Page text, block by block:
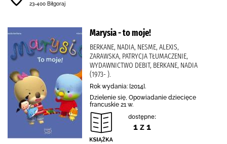
23-400 Biłgoraj
Marysia - to moje!
BERKANE, NADIA, NESME, ALEXIS,
ZARAWSKA, PATRYCJA TŁUMACZENIE,
WYDAWNICTWO DEBIT, BERKANE, NADIA
(1973- ).
Rok wydania: [2014].
Dzielenie się, Opowiadanie dziecięce
francuskie 21 w.
dostępne:
1 z 1